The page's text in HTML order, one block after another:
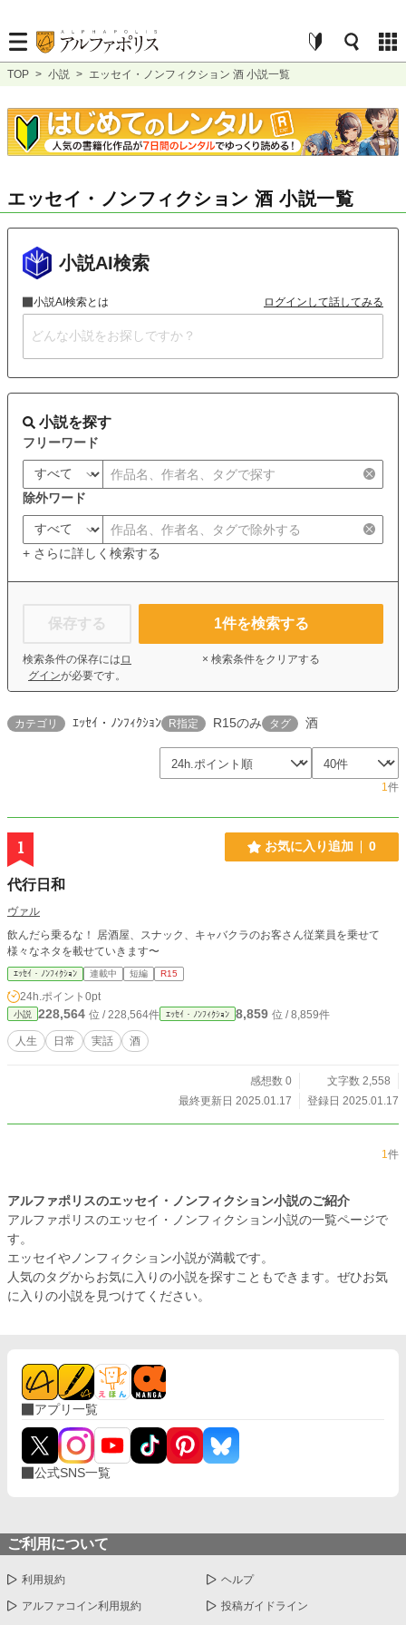
TOP > 小説 > エッセイ・ノンフィクション 酒 小説一覧
エッセイ・ノンフィクション 酒 小説一覧
小説AI検索
小説AI検索とは ログインして話してみる
小説を探す
フリーワード
除外ワード
+ さらに詳しく検索する
保存する
検索条件の保存には ロ
グインが必要です。
1件を検索する
× 検索条件をクリアする
カテゴリ ｴｯｾｲ・ﾉﾝﾌｨｸｼｮﾝ R指定 R15のみ タグ 酒
1件
1 お気に入り追加 0
代行日和
ヴァル
飲んだら乗るな！ 居酒屋、スナック、キャバクラのお客さん従業員を乗せて
様々なネタを載せていきます〜
ｴｯｾｲ・ﾉﾝﾌｨｸｼｮﾝ 連載中 短編 R15
24h.ポイント 0pt
小説 228,564 位 / 228,564件 ｴｯｾｲ・ﾉﾝﾌｨｸｼｮﾝ 8,859 位 / 8,859件
人生 日常 実話 酒
感想数 0
文字数 2,558
最終更新日 2025.01.17
登録日 2025.01.17
1件
アルファポリスのエッセイ・ノンフィクション小説のご紹介
アルファポリスのエッセイ・ノンフィクション小説の一覧ページで
す。
エッセイやノンフィクション小説が満載です。
人気のタグからお気に入りの小説を探すこともできます。ぜひお気
に入りの小説を見つけてください。
アプリ一覧
公式SNS一覧
ご利用について
利用規約 ヘルプ
アルファコイン利用規約 投稿ガイドライン